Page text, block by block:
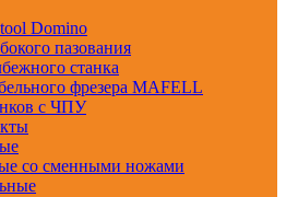
Domino
пазования
станка
фрезера MAFELL
с ЧПУ
со сменными ножами